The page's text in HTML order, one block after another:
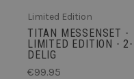
Limited Edition
TITAN MESSENSET -
LIMITED EDITION - 2-
DELIG
€99.95